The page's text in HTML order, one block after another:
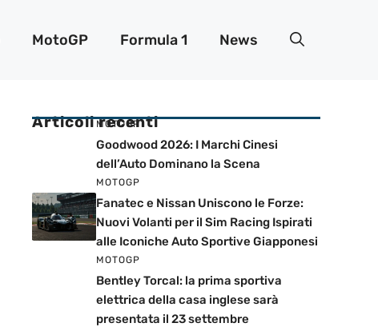
MotoGP Formula 1 News
Articoli recenti
MOTOGP
Goodwood 2026: I Marchi Cinesi
dell’Auto Dominano la Scena
MOTOGP
Fanatec e Nissan Uniscono le Forze:
Nuovi Volanti per il Sim Racing Ispirati
alle Iconiche Auto Sportive Giapponesi
MOTOGP
Bentley Torcal: la prima sportiva
elettrica della casa inglese sarà
presentata il 23 settembre